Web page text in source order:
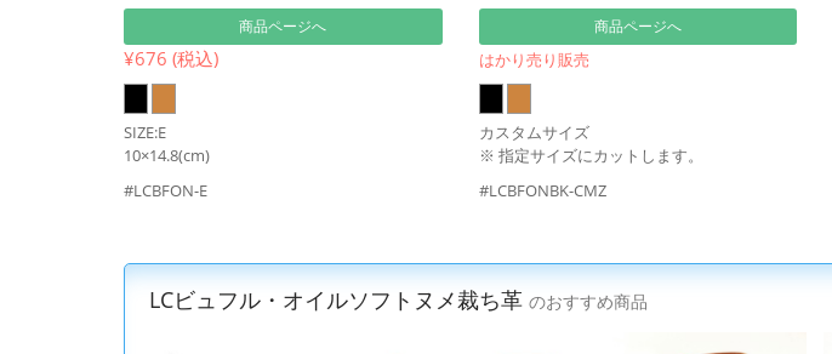
商品ページへ
¥676 (税込)
SIZE:E
10×14.8(cm)
#LCBFON-E
商品ページへ
はかり売り販売
カスタムサイズ
※ 指定サイズにカットします。
#LCBFONBK-CMZ
LCビュフル・オイルソフトヌメ裁ち革 のおすすめ商品